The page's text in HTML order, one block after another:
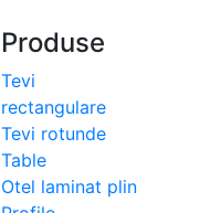
Produse
Tevi
rectangulare
Tevi rotunde
Table
Otel laminat plin